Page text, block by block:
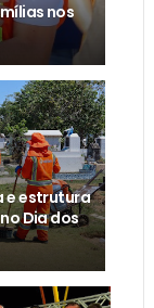
nos
e estrutura
Dia dos